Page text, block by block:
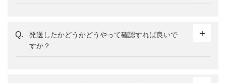
発送したかどうかどうやって確認すれば良いで
すか？